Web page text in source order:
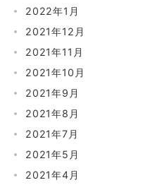
2022年1月
2021年12月
2021年11月
2021年10月
2021年9月
2021年8月
2021年7月
2021年5月
2021年4月